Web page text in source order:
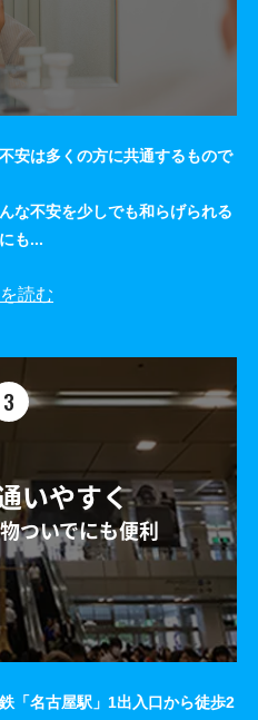
安は多くの方に共通するもので
な不安を少しでも和らげられる
も...
読む
3
いやすく
ついでにも便利
「名古屋駅」1出入口から徒歩2